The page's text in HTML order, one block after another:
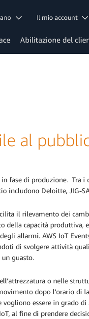
Il mio account
Abilitazione del
al
fase di produzione. Tra
includono Deloitte, JIG-
il rilevamento dei
capacità produttiva,
allarmi. AWS IoT
di svolgere attività
guasto.
o nelle
dopo l’orario di
essere in grado
al fine di prendere